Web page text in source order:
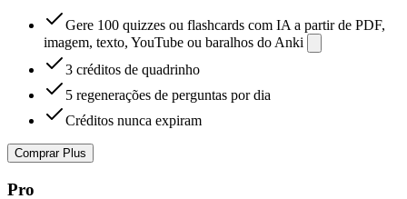
Gere 100 quizzes ou flashcards com IA a partir de PDF,
imagem, texto, YouTube ou baralhos do Anki
3 créditos de quadrinho
5 regenerações de perguntas por dia
Créditos nunca expiram
Comprar Plus
Pro